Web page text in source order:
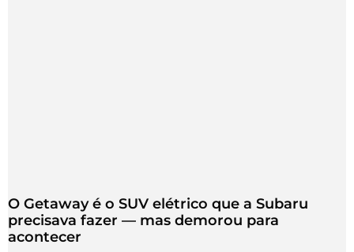
O Getaway é o SUV elétrico que a Subaru
precisava fazer — mas demorou para
acontecer